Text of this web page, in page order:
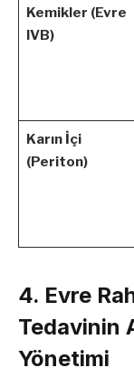
Kemikler (Evre
IVB)
Karın İçi
(Periton)
4. Evre
Tedavinin
Yönetimi